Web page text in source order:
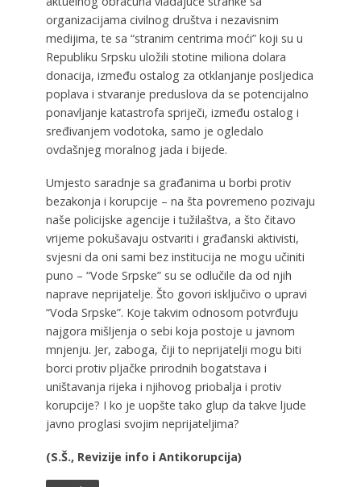
organizacijama civilnog društva i nezavisnim
medijima, te sa “stranim centrima moći” koji su u
Republiku Srpsku uložili stotine miliona dolara
donacija, između ostalog za otklanjanje posljedica
poplava i stvaranje preduslova da se potencijalno
ponavljanje katastrofa spriječi, između ostalog i
sređivanjem vodotoka, samo je ogledalo
ovdašnjeg moralnog jada i bijede.
Umjesto saradnje sa građanima u borbi protiv
bezakonja i korupcije – na šta povremeno pozivaju
naše policijske agencije i tužilaštva, a što čitavo
vrijeme pokušavaju ostvariti i građanski aktivisti,
svjesni da oni sami bez institucija ne mogu učiniti
puno – “Vode Srpske” su se odlučile da od njih
naprave neprijatelje. Što govori isključivo o upravi
“Voda Srpske”. Koje takvim odnosom potvrđuju
najgora mišljenja o sebi koja postoje u javnom
mnjenju. Jer, zaboga, čiji to neprijatelji mogu biti
borci protiv pljačke prirodnih bogatstava i
uništavanja rijeka i njihovog priobalja i protiv
korupcije? I ko je uopšte tako glup da takve ljude
javno proglasi svojim neprijateljima?
(S.Š., Revizije info i Antikorupcija)